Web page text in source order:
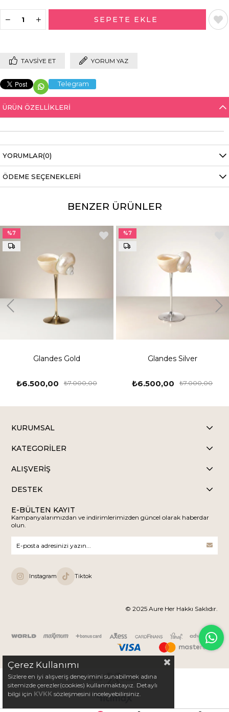
TAVSIYE ET YORUM YAZ
Telegram
ÜRÜN ÖZELLIKLERI
YORUMLAR(0)
ÖDEME SEÇENEKLERI
BENZER ÜRÜNLER
Glandes Gold
₺6.500,00 ₺7.000,00
%7
Glandes Silver
₺6.500,00 ₺7.000,00
%7
KURUMSAL
KATEGORİLER
ALIŞVERİŞ
DESTEK
E-BÜLTEN KAYIT
Kampanyalarımızdan ve indirimlerimizden güncel olarak haberdar
olun.
Instagram Tiktok
© 2025 Aure Her Hakkı Saklıdır.
Çerez Kullanımı
Sizlere en iyi alışveriş deneyimini sunabilmek adına
sitemizde çerezler(cookies) kullanmaktayız. Detaylı
bilgi için KVKK sözleşmesini inceleyebilirsiniz.